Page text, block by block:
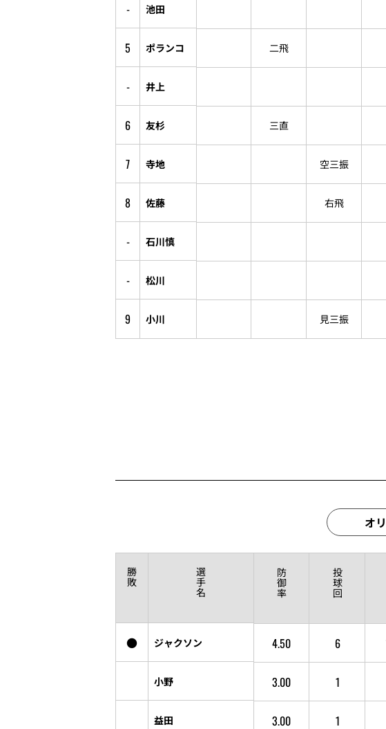
- 池田
5 ポランコ 二飛
- 井上
6 友杉 三直
7 寺地 空三振
8 佐藤 右飛
- 石川慎
- 松川
9 小川 見三振
オ
勝
敗
選
手
名
防
御
率
投
球
回
● ジャクソン 4.50 6
小野 3.00 1
益田 3.00 1